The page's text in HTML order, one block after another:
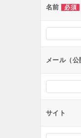
ー
ョ
ン
名前 必須
メール（
サイト